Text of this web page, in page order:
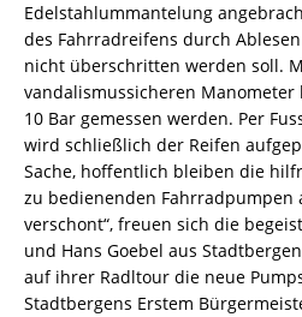
Edelstahlummantelung
des Fahrradreifens durch
nicht überschritten werden soll.
vandalismussicheren Manometer
10 Bar gemessen werden. Per
wird schließlich der Reifen
Sache, hoffentlich bleiben die
zu bedienenden Fahrradpumpen
verschont“, freuen sich die
und Hans Goebel aus
auf ihrer Radltour die neue
Stadtbergens Erstem